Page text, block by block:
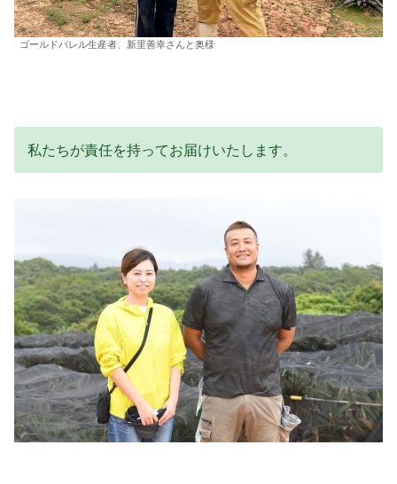
ゴールドバレル生産者、新里善幸さんと奥様
私たちが責任を持ってお届けいたします。